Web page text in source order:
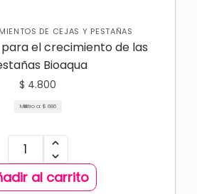
DE CEJAS Y PESTAÑAS
el crecimiento de las
Bioaqua
$ 4.800
Mililitro a: $ 686
al carrito